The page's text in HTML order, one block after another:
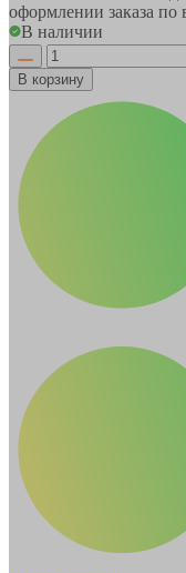
оформлении заказа по
В наличии
В корзину